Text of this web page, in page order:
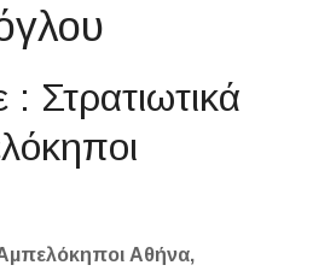
: Στρατιωτικά
Αθήνα,